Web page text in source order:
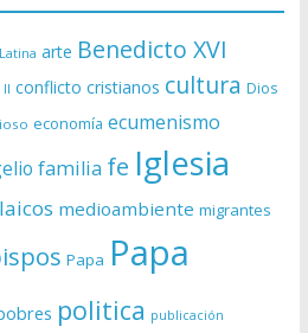
arte Benedicto XVI
conflicto cristianos cultura Dios
economía ecumenismo
familia fe Iglesia
laicos medioambiente migrantes
Papa Papa
politica publicación